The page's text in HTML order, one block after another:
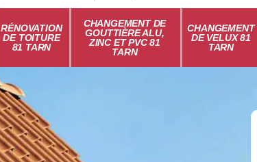
RÉNOVATION
DE TOITURE
81 TARN
CHANGEMENT DE
GOUTTIÈRE ALU,
ZINC ET PVC 81
TARN
CHANGEMENT
DE VELUX 81
TARN